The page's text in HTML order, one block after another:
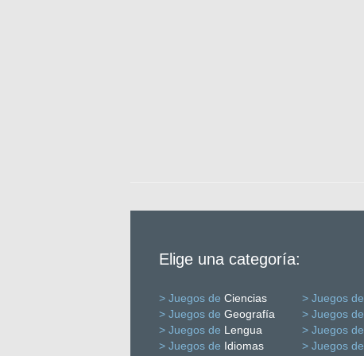
Elige una categoría:
> Juegos de Ciencias > Juegos de
> Juegos de Geografía > Juegos de
> Juegos de Lengua > Juegos de
> Juegos de Idiomas > Juegos de